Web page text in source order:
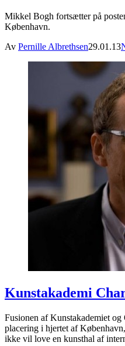
Mikkel Bogh fortsætter på
København.
Av Pernille Albrethsen29.01.13
Kunstakademi
Fusionen af Kunstakademiet
placering i hjertet af
ikke vil love en kunsthal af